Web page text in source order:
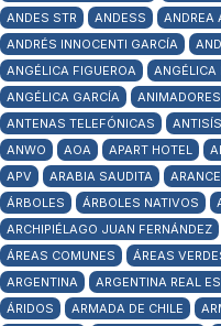
ANDES STR ANDESS ANDREA
ANDRÉS INNOCENTI GARCÍA
ANGÉLICA FIGUEROA
ANGÉLICA
ANGÉLICA GARCÍA
ANIMADORES
ANTENAS TELEFÓNICAS
ANWO
AOA APART HOTEL
APV
ARABIA SAUDITA
ÁRBOLES
ÁRBOLES NATIVOS
ARCHIPIÉLAGO JUAN FERNÁNDEZ
ÁREAS COMUNES
ÁREAS
ARGENTINA
ARGENTINA REAL
ÁRIDOS
ARMADA DE CHILE